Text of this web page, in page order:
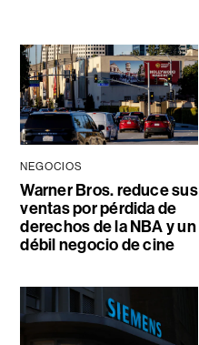
NEGOCIOS
Warner Bros. reduce sus
ventas por pérdida de
derechos de la NBA y un
débil negocio de cine